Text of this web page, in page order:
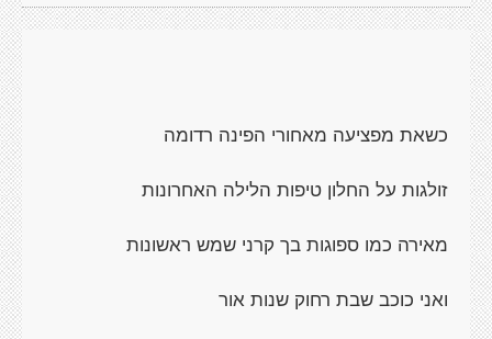
כשאת מפציעה מאחורי הפינה רדומה
זולגות על החלון טיפות הלילה האחרונות
מאירה כמו ספוגות בך קרני שמש ראשונות
ואני כוכב שבת רחוק שנות אור